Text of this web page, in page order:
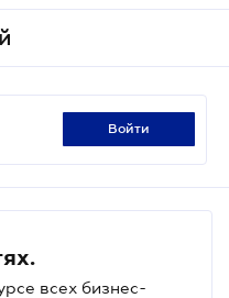
войти
всех бизнес-